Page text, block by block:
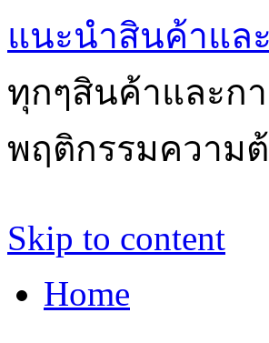
แนะนำสินค้าแล
ทุกๆสินค้าและก
พฤติกรรมความ
Skip to content
Home